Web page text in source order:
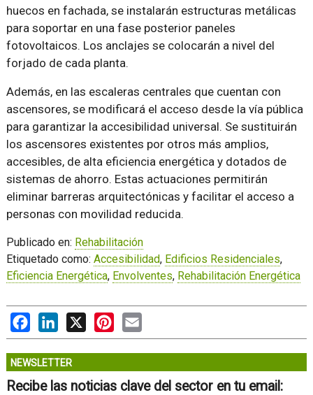
huecos en fachada, se instalarán estructuras metálicas
para soportar en una fase posterior paneles
fotovoltaicos. Los anclajes se colocarán a nivel del
forjado de cada planta.
Además, en las escaleras centrales que cuentan con
ascensores, se modificará el acceso desde la vía pública
para garantizar la accesibilidad universal. Se sustituirán
los ascensores existentes por otros más amplios,
accesibles, de alta eficiencia energética y dotados de
sistemas de ahorro. Estas actuaciones permitirán
eliminar barreras arquitectónicas y facilitar el acceso a
personas con movilidad reducida.
Publicado en: Rehabilitación
Etiquetado como: Accesibilidad, Edificios Residenciales,
Eficiencia Energética, Envolventes, Rehabilitación Energética
FacebookLinkedIn
X PinterestEmail
NEWSLETTER
Recibe las noticias clave del sector en tu email: